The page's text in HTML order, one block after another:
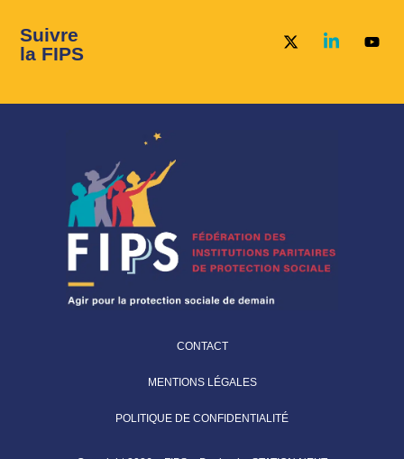
Suivre
la FIPS
CONTACT
MENTIONS LÉGALES
POLITIQUE DE CONFIDENTIALITÉ